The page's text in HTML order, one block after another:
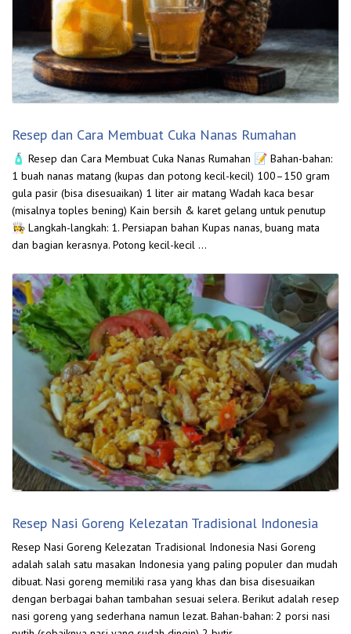
Resep dan Cara Membuat Cuka Nanas Rumahan
🧴 Resep dan Cara Membuat Cuka Nanas Rumahan 📝 Bahan-bahan:
1 buah nanas matang (kupas dan potong kecil-kecil) 100–150 gram
gula pasir (bisa disesuaikan) 1 liter air matang Wadah kaca besar
(misalnya toples bening) Kain bersih & karet gelang untuk penutup
👩‍🍳 Langkah-langkah: 1. Persiapan bahan Kupas nanas, buang mata
dan bagian kerasnya. Potong kecil-kecil …
Resep Nasi Goreng Kelezatan Tradisional Indonesia
Resep Nasi Goreng Kelezatan Tradisional Indonesia Nasi Goreng
adalah salah satu masakan Indonesia yang paling populer dan mudah
dibuat. Nasi goreng memiliki rasa yang khas dan bisa disesuaikan
dengan berbagai bahan tambahan sesuai selera. Berikut adalah resep
nasi goreng yang sederhana namun lezat. Bahan-bahan: 2 porsi nasi